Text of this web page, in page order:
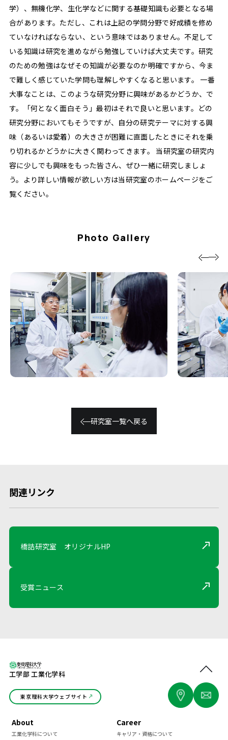
学）、無機化学、生化学などに関する基礎知識も必要となる場
合があります。ただし、これは上記の学問分野で好成績を修め
ていなければならない、という意味ではありません。不足して
いる知識は研究を進めながら勉強していけば大丈夫です。研究
のための勉強はなぜその知識が必要なのか明確ですから、今ま
で難しく感じていた学問も理解しやすくなると思います。 一番
大事なことは、このような研究分野に興味があるかどうか、で
す。「何となく面白そう」最初はそれで良いと思います。どの
研究分野においてもそうですが、自分の研究テーマに対する興
味（あるいは愛着）の大きさが困難に直面したときにそれを乗
り切れるかどうかに大きく関わってきます。 当研究室の研究内
容に少しでも興味をもった皆さん、ぜひ一緒に研究しましょ
う。より詳しい情報が欲しい方は当研究室のホームページをご
覧ください。
Photo Gallery
研究室⼀覧へ戻る
関連リンク
橋詰研究室 オリジナルHP
受賞ニュース
工学部 工業化学科
東京理科大学ウェブサイト
About
工業化学科について
Career
キャリア・資格について